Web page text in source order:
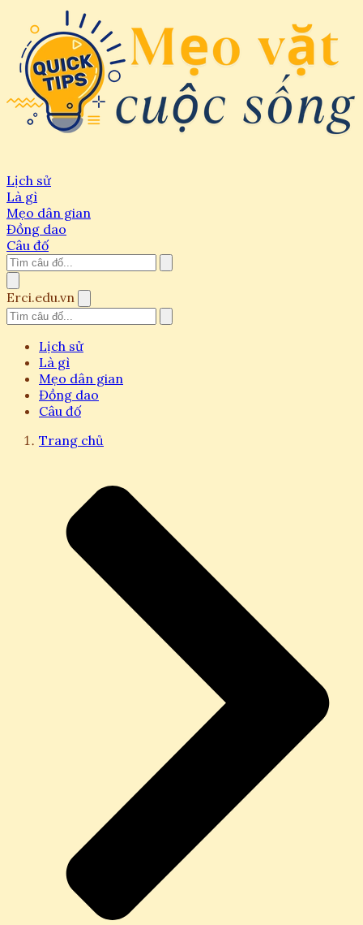
Lịch sử
Là gì
Mẹo dân gian
Đồng dao
Câu đố
Erci.edu.vn
Lịch sử
Là gì
Mẹo dân gian
Đồng dao
Câu đố
Trang chủ